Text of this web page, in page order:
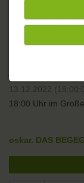
13.12.2022
16:00 Uhr im
13.12.2022
18:00 Uhr im
oskar. DAS